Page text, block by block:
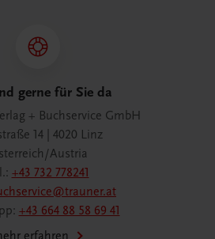
gerne für Sie da
+ Buchservice GmbH
14 | 4020 Linz
Austria
+43 732 778241
+43 664 88 58 69 41
erfahren